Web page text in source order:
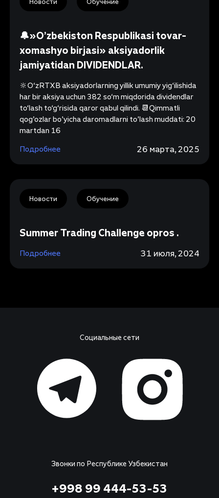
🔔»O’zbekiston Respublikasi tovar-
xomashyo birjasi» aksiyadorlik
jamiyatidan DIVIDENDLAR.
🔆O‘zRTXB aksiyadorlarning yillik umumiy yig‘ilishida
har bir aksiya uchun 382 so‘m miqdorida dividendlar
to‘lash to‘g‘risida qaror qabul qilindi. 📆Qimmatli
qog’ozlar bo’yicha daromadlarni to’lash muddati: 20
martdan 16
Подробнее
26 марта, 2025
Новости Обучение
Summer Trading Challenge opros .
Подробнее 31 июля, 2024
Социальные сети
Звонки по Республике Узбекистан
+998 99 444-53-53